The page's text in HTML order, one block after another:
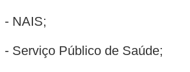
- NAIS;
- Serviço Público de Saúde;